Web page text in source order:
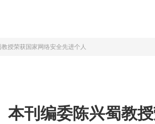
授荣获国家网络安全先进个人
本刊编委陈兴蜀教